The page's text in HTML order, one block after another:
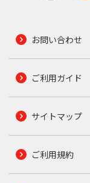
お問い合わせ
ご利用ガイド
サイトマップ
ご利用規約